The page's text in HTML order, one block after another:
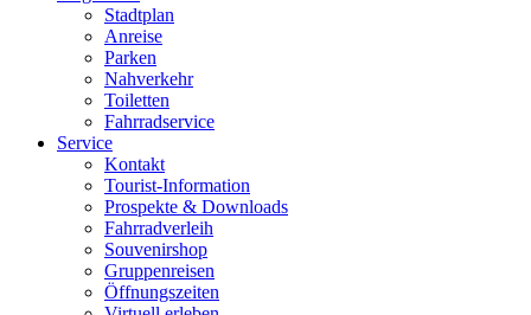
Stadtplan
Anreise
Parken
Nahverkehr
Toiletten
Fahrradservice
Service
Kontakt
Tourist-Information
Prospekte & Downloads
Fahrradverleih
Souvenirshop
Gruppenreisen
Öffnungszeiten